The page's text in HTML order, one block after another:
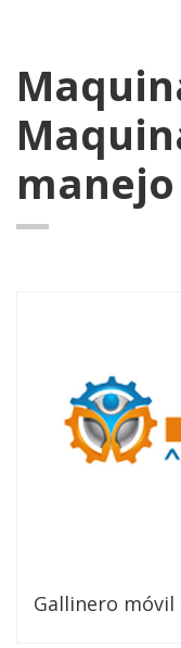
Gallinero móvil